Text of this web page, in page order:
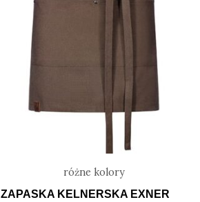
różne kolory
ZAPASKA KELNERSKA EXNER
ma
wiele
wariantów.
Opcje
można
wybrać